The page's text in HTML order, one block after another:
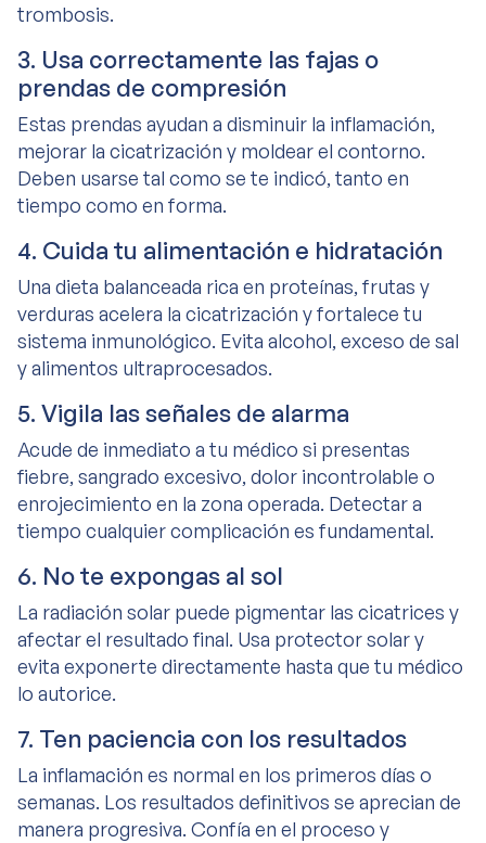
trombosis.
3. Usa correctamente las fajas o
prendas de compresión
Estas prendas ayudan a disminuir la inflamación,
mejorar la cicatrización y moldear el contorno.
Deben usarse tal como se te indicó, tanto en
tiempo como en forma.
4. Cuida tu alimentación e hidratación
Una dieta balanceada rica en proteínas, frutas y
verduras acelera la cicatrización y fortalece tu
sistema inmunológico. Evita alcohol, exceso de sal
y alimentos ultraprocesados.
5. Vigila las señales de alarma
Acude de inmediato a tu médico si presentas
fiebre, sangrado excesivo, dolor incontrolable o
enrojecimiento en la zona operada. Detectar a
tiempo cualquier complicación es fundamental.
6. No te expongas al sol
La radiación solar puede pigmentar las cicatrices y
afectar el resultado final. Usa protector solar y
evita exponerte directamente hasta que tu médico
lo autorice.
7. Ten paciencia con los resultados
La inflamación es normal en los primeros días o
semanas. Los resultados definitivos se aprecian de
manera progresiva. Confía en el proceso y